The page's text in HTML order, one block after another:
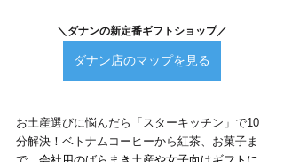
＼ダナンの新定番ギフトショップ／
ダナン店のマップを見る
お土産選びに悩んだら「スターキッチン」で10
分解決！ベトナムコーヒーから紅茶、お菓子ま